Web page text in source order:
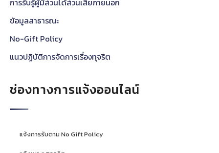
การรับรู้ผู้มีส่วนได้ส่วนเสียภายนอก
ข้อมูลสาธารณะ
No-Gift Policy
แนวปฏิบัติการจัดการเรื่องทุจริต
ช่องทางการแจ้งออนไลน์
แจ้งการรับตาม No Gift Policy